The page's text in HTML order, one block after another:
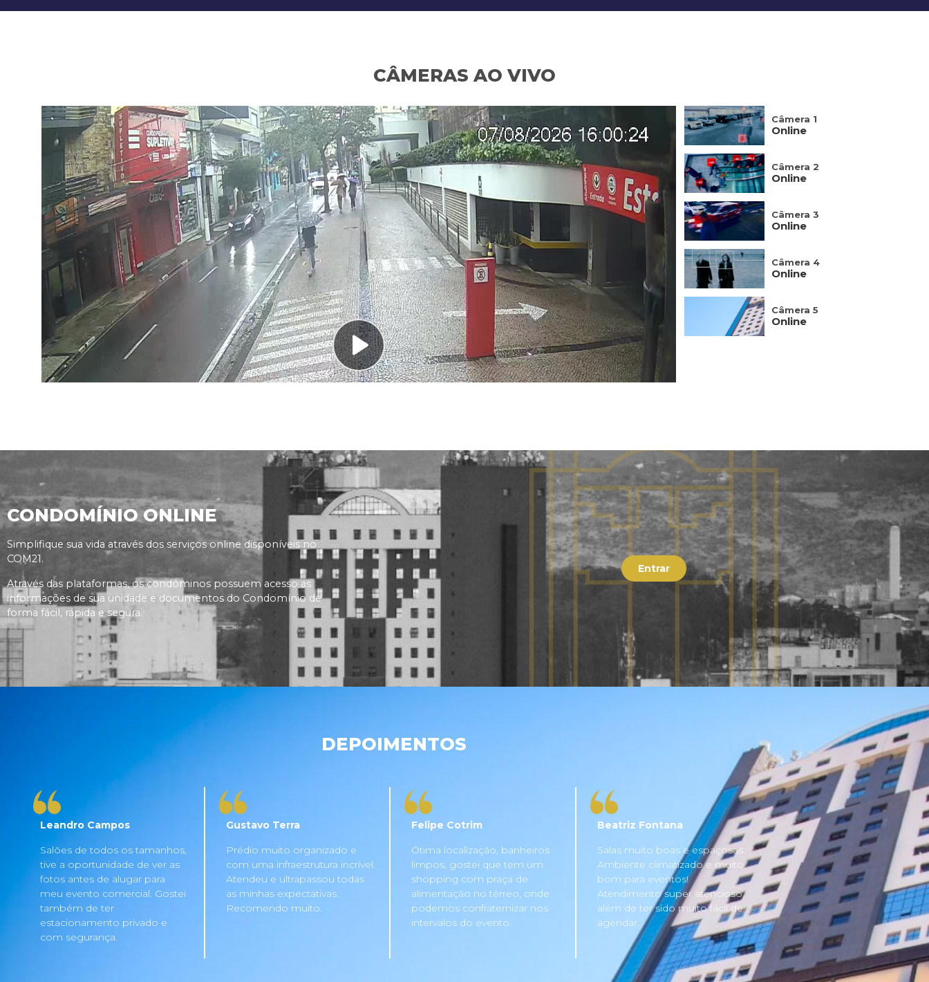
CÂMERAS AO VIVO
Câmera 1
Online
Câmera 2
Online
Câmera 3
Online
Câmera 4
Online
Câmera 5
Online
CONDOMÍNIO ONLINE
Simplifique sua vida através dos serviços online disponíveis no
COM21.
Através das plataformas, os condôminos possuem acesso as
informações de sua unidade e documentos do Condomínio de
forma fácil, rápida e segura.
Entrar
DEPOIMENTOS
Salões de todos os tamanhos,
tive a oportunidade de ver as
fotos antes de alugar para
meu evento comercial. Gostei
também de ter
estacionamento privado e
com segurança.
Leandro Campos
Prédio muito organizado e
com uma infraestrutura incrível.
Atendeu e ultrapassou todas
as minhas expectativas.
Recomendo muito.
Gustavo Terra
Ótima localização, banheiros
limpos, gostei que tem um
shopping com praça de
alimentação no térreo, onde
podemos confraternizar nos
intervalos do evento.
Felipe Cotrim
Salas muito boas e espaçosas.
Ambiente climatizado e muito
bom para eventos!
Atendimento super atencioso
além de ter sido muito fácil de
agendar.
Beatriz Fontana